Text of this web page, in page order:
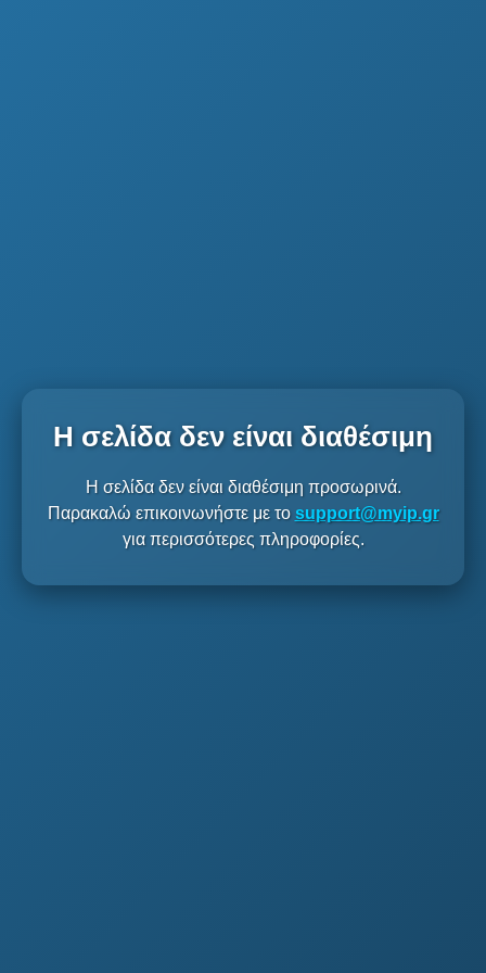
Η σελίδα δεν είναι διαθέσιμη
Η σελίδα δεν είναι διαθέσιμη προσωρινά.
Παρακαλώ επικοινωνήστε με το support@myip.gr
για περισσότερες πληροφορίες.